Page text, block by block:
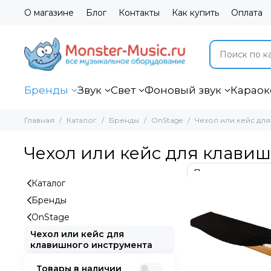
О магазине Блог Контакты Как купить Оплата
Бренды Звук Свет Фоновый звук
Главная Каталог Бренды OnStage Чехол или кейс
Чехол или кейс для
Каталог
Бренды
OnStage
Чехол или кейс для
клавишного инструмента
Товары в наличии